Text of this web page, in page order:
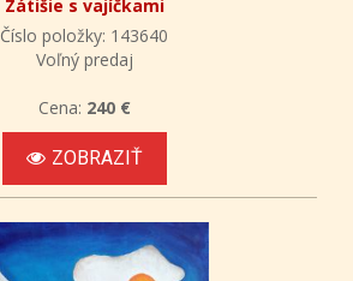
Zátišie s vajíčkami
Číslo položky: 143640
Voľný predaj
Cena: 240 €
ZOBRAZIŤ